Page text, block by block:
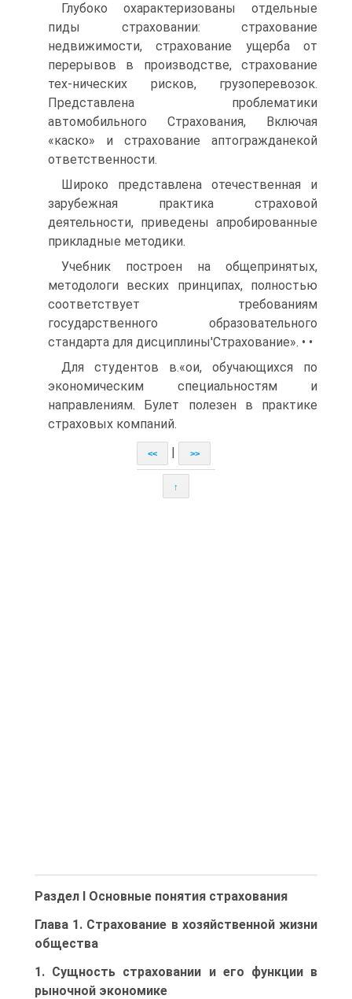
Глубоко охарактеризованы отдельные
пиды страховании: страхование
недвижимости, страхование ущерба от
перерывов в производстве, страхование
тех-нических рисков, грузоперевозок.
Представлена проблематики
автомобильного Страхования, Включая
«каско» и страхование аптогражданекой
ответственности.
Широко представлена отечественная и
зарубежная практика страховой
деятельности, приведены апробированные
прикладные методики.
Учебник построен на общепринятых,
методологи веских принципах, полностью
соответствует требованиям
государственного образовательного
стандарта для дисциплины'Страхование». • •
Для студентов в.«ои, обучающихся по
экономическим специальностям и
направлениям. Булет полезен в практике
страховых компаний.
<< >>
↑
Раздел I Основные понятия страхования
Глава 1. Страхование в хозяйственной жизни
общества
1. Сущность страховании и его функции в
рыночной экономике